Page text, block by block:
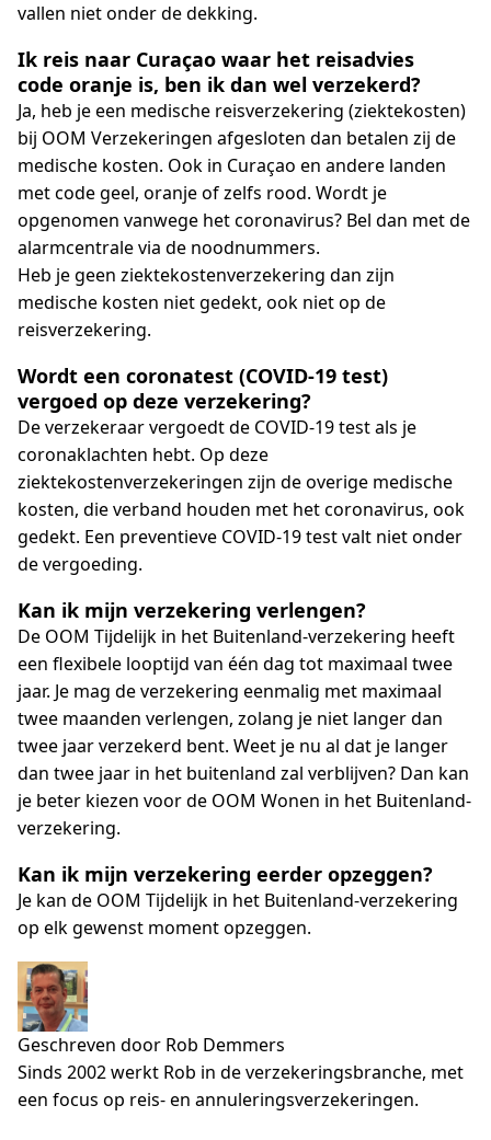
vallen niet onder de dekking.
Ik reis naar Curaçao waar het reisadvies
code oranje is, ben ik dan wel verzekerd?
Ja, heb je een medische reisverzekering (ziektekosten)
bij OOM Verzekeringen afgesloten dan betalen zij de
medische kosten. Ook in Curaçao en andere landen
met code geel, oranje of zelfs rood. Wordt je
opgenomen vanwege het coronavirus? Bel dan met de
alarmcentrale via de noodnummers.
Heb je geen ziektekostenverzekering dan zijn
medische kosten niet gedekt, ook niet op de
reisverzekering.
Wordt een coronatest (COVID-19 test)
vergoed op deze verzekering?
De verzekeraar vergoedt de COVID-19 test als je
coronaklachten hebt. Op deze
ziektekostenverzekeringen zijn de overige medische
kosten, die verband houden met het coronavirus, ook
gedekt. Een preventieve COVID-19 test valt niet onder
de vergoeding.
Kan ik mijn verzekering verlengen?
De OOM Tijdelijk in het Buitenland-verzekering heeft
een flexibele looptijd van één dag tot maximaal twee
jaar. Je mag de verzekering eenmalig met maximaal
twee maanden verlengen, zolang je niet langer dan
twee jaar verzekerd bent. Weet je nu al dat je langer
dan twee jaar in het buitenland zal verblijven? Dan kan
je beter kiezen voor de OOM Wonen in het Buitenland-
verzekering.
Kan ik mijn verzekering eerder opzeggen?
Je kan de OOM Tijdelijk in het Buitenland-verzekering
op elk gewenst moment opzeggen.
Geschreven door Rob Demmers
Sinds 2002 werkt Rob in de verzekeringsbranche, met
een focus op reis- en annuleringsverzekeringen.